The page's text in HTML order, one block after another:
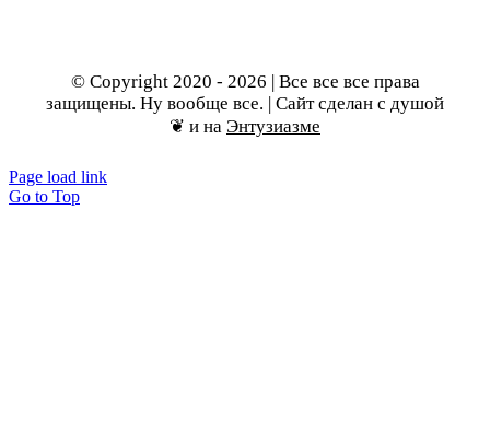
© Copyright 2020 - 2026 | Все все все права
защищены. Ну вообще все. | Сайт сделан с душой
❦ и на Энтузиазме
Page load link
Go to Top